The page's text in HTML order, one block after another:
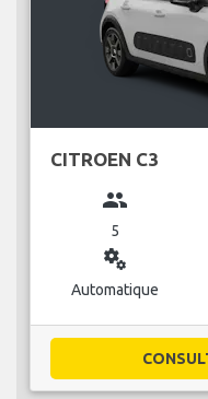
CITROEN C3
group
5
miscellaneous_services
Automatique